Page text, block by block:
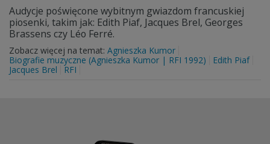
Audycje poświęcone wybitnym gwiazdom francuskiej
piosenki, takim jak: Edith Piaf, Jacques Brel, Georges
Brassens czy Léo Ferré.
Zobacz więcej na temat: Agnieszka Kumor
Biografie muzyczne (Agnieszka Kumor | RFI 1992)
Edith Piaf
Jacques Brel
RFI